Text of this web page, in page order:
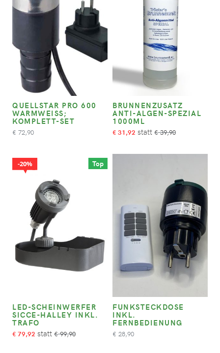
QUELLSTAR PRO 600
WARMWEISS; K
OMPLETT-SET
€ 72,90
BRUNNENZUSATZ
ANTI-ALGEN-SPEZIAL
1000ML
€ 31,92 €39,90
Top
20%
LED-SCHEINWERFER
SICCE-HALLEY INKL.
TRAFO
€ 79,92 €99,90
FUNKSTECKDOSE
INKL.
FERNBEDIENUNG
€ 28,90